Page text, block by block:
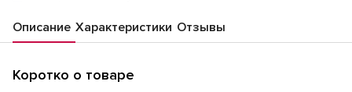
Описание Характеристики Отзывы
Коротко о товаре